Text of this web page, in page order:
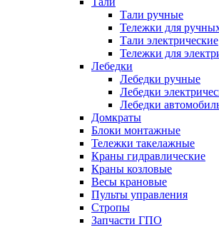
Тали ручные
Тележки для
Тали электрические
Тележки для
Лебедки
Лебедки ручные
Лебедки
Лебедки
Домкраты
Блоки монтажные
Тележки такелажные
Краны гидравлические
Краны козловые
Весы крановые
Пульты управления
Стропы
Запчасти ГПО